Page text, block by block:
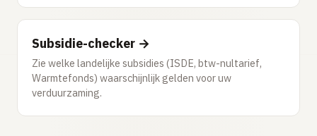
Subsidie-checker →
Zie welke landelijke subsidies (ISDE, btw-nultarief,
Warmtefonds) waarschijnlijk gelden voor uw
verduurzaming.